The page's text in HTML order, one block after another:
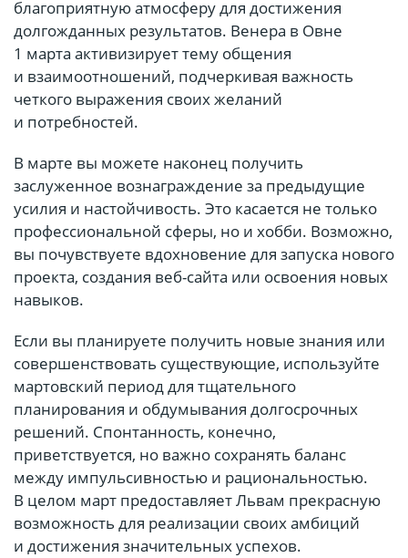
благоприятную атмосферу для достижения
долгожданных результатов. Венера в Овне
1 марта активизирует тему общения
и взаимоотношений, подчеркивая важность
четкого выражения своих желаний
и потребностей.
В марте вы можете наконец получить
заслуженное вознаграждение за предыдущие
усилия и настойчивость. Это касается не только
профессиональной сферы, но и хобби. Возможно,
вы почувствуете вдохновение для запуска нового
проекта, создания веб-сайта или освоения новых
навыков.
Если вы планируете получить новые знания или
совершенствовать существующие, используйте
мартовский период для тщательного
планирования и обдумывания долгосрочных
решений. Спонтанность, конечно,
приветствуется, но важно сохранять баланс
между импульсивностью и рациональностью.
В целом март предоставляет Львам прекрасную
возможность для реализации своих амбиций
и достижения значительных успехов.